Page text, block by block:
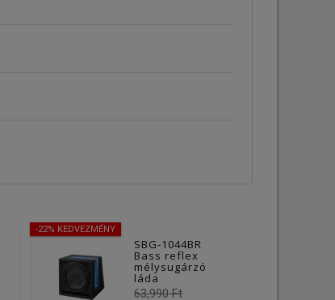
-22% KEDVEZMÉNY
SBG-1044BR
Bass reflex
mélysugárzó
láda
63,990 Ft